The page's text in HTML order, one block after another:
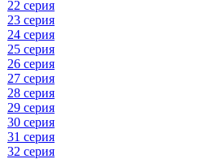
22 серия
23 серия
24 серия
25 серия
26 серия
27 серия
28 серия
29 серия
30 серия
31 серия
32 серия